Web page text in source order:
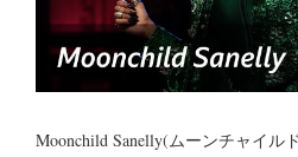
Moonchild Sanelly(ムーンチャイル